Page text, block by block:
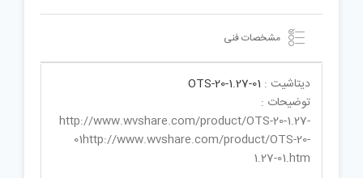
مشخصات فنی
دیتاشیت : OTS-20-1.27-01
توضیحات :
http://www.wvshare.com/product/OTS-20-1.27-
01http://www.wvshare.com/product/OTS-20-
1.27-01.htm